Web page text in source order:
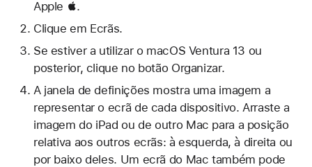
Apple .
Clique em Ecrãs.
Se estiver a utilizar o macOS Ventura 13 ou
posterior, clique no botão Organizar.
A janela de definições mostra uma imagem a
representar o ecrã de cada dispositivo. Arraste a
imagem do iPad ou de outro Mac para a posição
relativa aos outros ecrãs: à esquerda, à direita ou
por baixo deles. Um ecrã do Mac também pode